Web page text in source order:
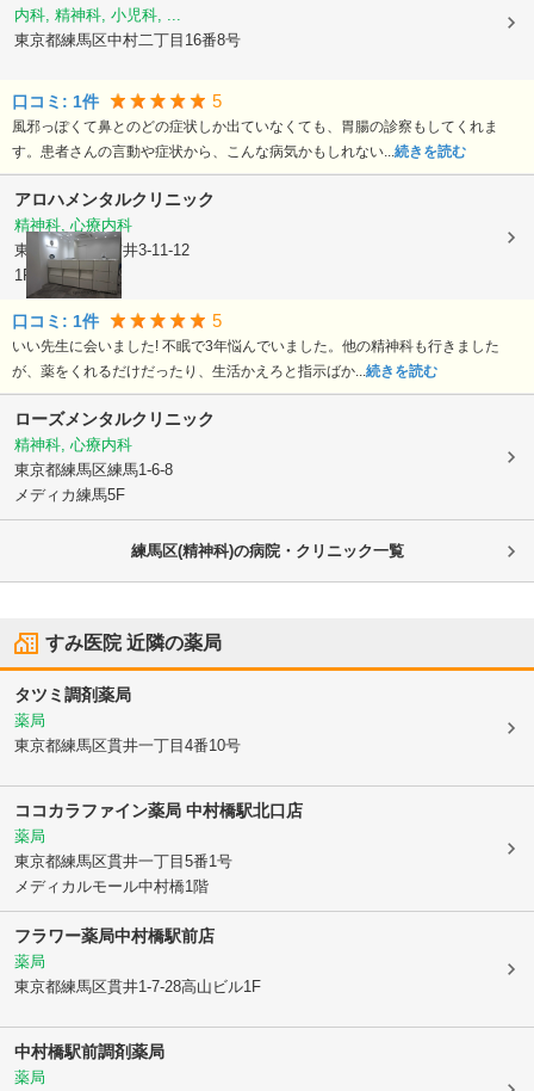
内科, 精神科, 小児科, ...
東京都練馬区中村二丁目16番8号
口コミ: 1件 5
風邪っぽくて鼻とのどの症状しか出ていなくても、胃腸の診察もしてくれま
す。患者さんの言動や症状から、こんな病気かもしれない... 続きを読む
アロハメンタルクリニック
精神科, 心療内科
東京都練馬区
貫井3-11-12
1F
口コミ: 1件 5
いい先生に会いました! 不眠で3年悩んでいました。他の精神科も行きました
が、薬をくれるだけだったり、生活かえろと指示ばか... 続きを読む
ローズメンタルクリニック
精神科, 心療内科
東京都練馬区練馬1-6-8
メディカ練馬5F
練馬区(精神科)の病院・クリニック一覧
すみ医院近隣の薬局
タツミ調剤薬局
薬局
東京都練馬区貫井一丁目4番10号
ココカラファイン薬局 中村橋駅北口店
薬局
東京都練馬区貫井一丁目5番1号
メディカルモール中村橋1階
フラワー薬局中村橋駅前店
薬局
東京都練馬区貫井1-7-28高山ビル1F
中村橋駅前調剤薬局
薬局